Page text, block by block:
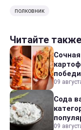
полковник
Читайте также
09
Сода
09